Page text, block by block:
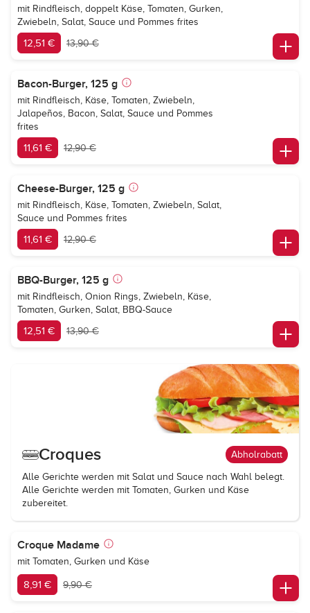
mit Rindfleisch, doppelt Käse, Tomaten, Gurken,
Zwiebeln, Salat, Sauce und Pommes frites
12,51 € 13,90 €
Bacon-Burger, 125 g
mit Rindfleisch, Käse, Tomaten, Zwiebeln,
Jalapeños, Bacon, Salat, Sauce und Pommes
frites
11,61 € 12,90 €
Cheese-Burger, 125 g
mit Rindfleisch, Käse, Tomaten, Zwiebeln, Salat,
Sauce und Pommes frites
11,61 € 12,90 €
BBQ-Burger, 125 g
mit Rindfleisch, Onion Rings, Zwiebeln, Käse,
Tomaten, Gurken, Salat, BBQ-Sauce
12,51 € 13,90 €
Croques Abholrabatt
Alle Gerichte werden mit Salat und Sauce nach Wahl belegt.
Alle Gerichte werden mit Tomaten, Gurken und Käse
zubereitet.
Croque Madame
mit Tomaten, Gurken und Käse
8,91 € 9,90 €